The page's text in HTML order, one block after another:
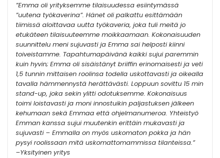
”Emma oli yrityksemme tilaisuudessa esiintymässä
”uutena työkaverina”. Hänet oli palkattu esittämään
tiimissä aloittavaa uutta työkaveria, joka tuli meitä jo
etukäteen tilaisuuteemme moikkaamaan. Kokonaisuuden
suunnittelu meni sujuvasti ja Emma sai helposti kiinni
toiveistamme. Tapahtumapäivänä kaikki sujui paremmin
kuin hyvin; Emma oli sisäistänyt briiffin erinomaisesti ja veti
1,5 tunnin mittaisen roolinsa todella uskottavasti ja oikealla
tavalla hämmennystä herättävästi. Loppuun sovittu 15 min
stand-up, joka sekin ylitti odotuksemme. Kokonaisuus
toimi loistavasti ja moni innostuikin paljastuksen jälkeen
kehumaan sekä Emmaa että ohjelmanumeroa. Yhteistyö
Emman kanssa sujui muutenkin erittäin mukavasti ja
sujuvasti – Emmalla on myös uskomaton pokka ja hän
pysyi roolissaan mitä uskomattomammissa tilanteissa.”
–Yksityinen yritys